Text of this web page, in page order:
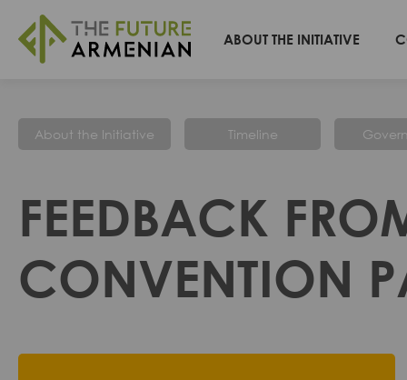
ABOUT THE INITIATIVE
About the Initiative Timeline
FEEDBACK
CONVENTION